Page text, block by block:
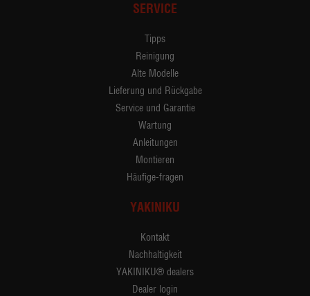
SERVICE
Tipps
Reinigung
Alte Modelle
Lieferung und Rückgabe
Service und Garantie
Wartung
Anleitungen
Montieren
Häufige-fragen
YAKINIKU
Kontakt
Nachhaltigkeit
YAKINIKU® dealers
Dealer login